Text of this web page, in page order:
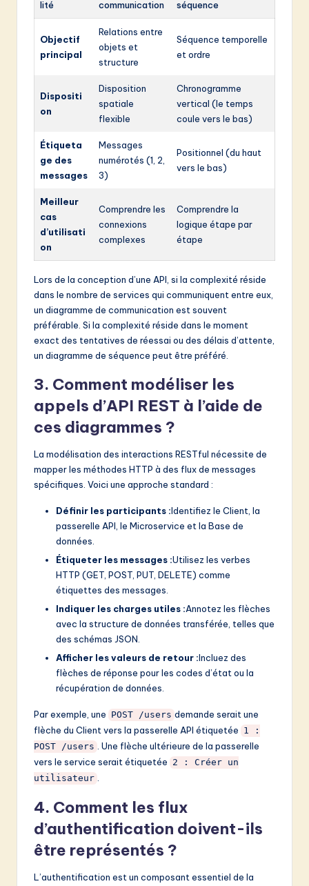
lité communication séquence
Objectif
principal
Relations entre
objets et
structure
Séquence temporelle
et ordre
Dispositi
on
Disposition
spatiale
flexible
Chronogramme
vertical (le temps
coule vers le bas)
Étiqueta
ge des
messages
Messages
numérotés (1, 2,
3)
Positionnel (du haut
vers le bas)
Meilleur
cas
d’utilisati
on
Comprendre les
connexions
complexes
Comprendre la
logique étape par
étape
Lors de la conception d’une API, si la complexité réside
dans le nombre de services qui communiquent entre eux,
un diagramme de communication est souvent
préférable. Si la complexité réside dans le moment
exact des tentatives de réessai ou des délais d’attente,
un diagramme de séquence peut être préféré.
3. Comment modéliser les
appels d’API REST à l’aide de
ces diagrammes ?
La modélisation des interactions RESTful nécessite de
mapper les méthodes HTTP à des flux de messages
spécifiques. Voici une approche standard :
Définir les participants :Identifiez le Client, la
passerelle API, le Microservice et la Base de
données.
Étiqueter les messages :Utilisez les verbes
HTTP (GET, POST, PUT, DELETE) comme
étiquettes des messages.
Indiquer les charges utiles :Annotez les flèches
avec la structure de données transférée, telles que
des schémas JSON.
Afficher les valeurs de retour :Incluez des
flèches de réponse pour les codes d’état ou la
récupération de données.
Par exemple, une POST /users demande serait une
flèche du Client vers la passerelle API étiquetée 1 :
POST /users . Une flèche ultérieure de la passerelle
vers le service serait étiquetée 2 : Créer un
utilisateur .
4. Comment les flux
d’authentification doivent-ils
être représentés ?
L’authentification est un composant essentiel de la